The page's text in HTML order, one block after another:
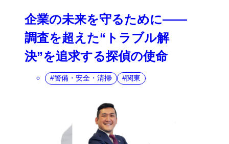
企業の未来を守るために――
調査を超えた“トラブル解
決”を追求する探偵の使命
警備・安全・清掃 関東